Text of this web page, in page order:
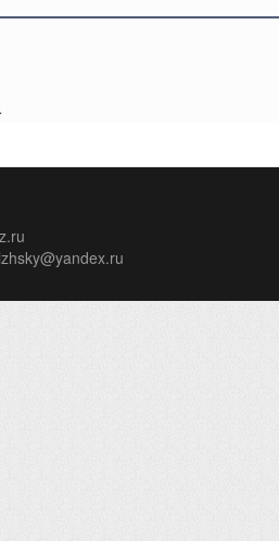
МБУ "Служба охраны